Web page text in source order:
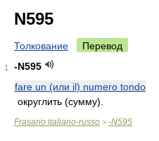
N595
Толкование Перевод
1
-N595
fare un (или il) numero tondo
округлить (сумму).
Frasario italiano-russo > -N595